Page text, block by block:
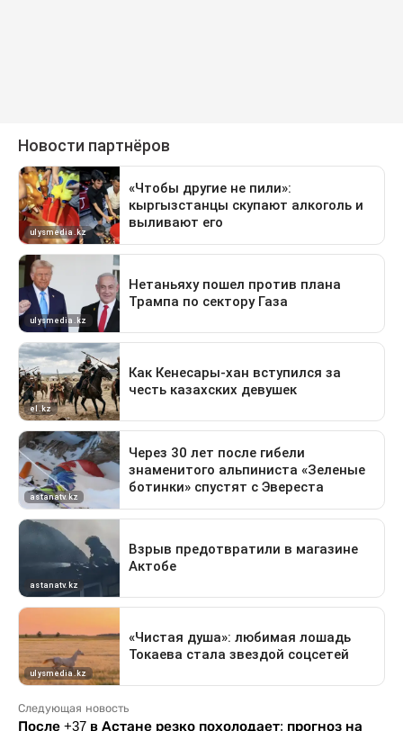
Следующая новость
После +37 в Астане резко похолодает: прогноз на